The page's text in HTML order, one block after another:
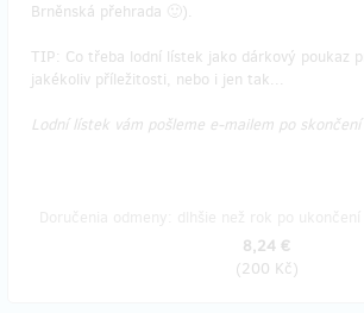
Brněnská přehrada 🙂).
TIP: Co třeba lodní lístek jako dárkový poukaz
jakékoliv příležitosti, nebo i jen tak...
Lodní lístek vám pošleme e-mailem po skončení
8,24 €
(200 Kč)